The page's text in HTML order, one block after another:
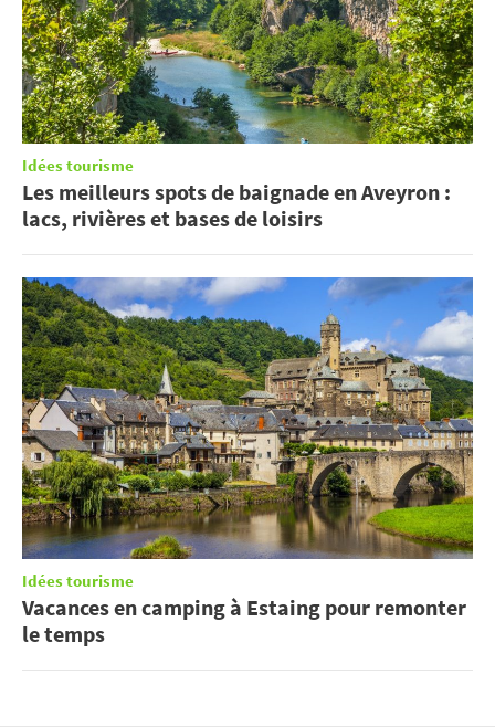
Idées tourisme
Les meilleurs spots de baignade en Aveyron :
lacs, rivières et bases de loisirs
Idées tourisme
Vacances en camping à Estaing pour remonter
le temps